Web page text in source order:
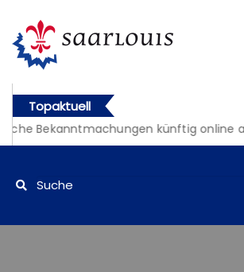
Topaktuell
Bekanntmachungen künftig online